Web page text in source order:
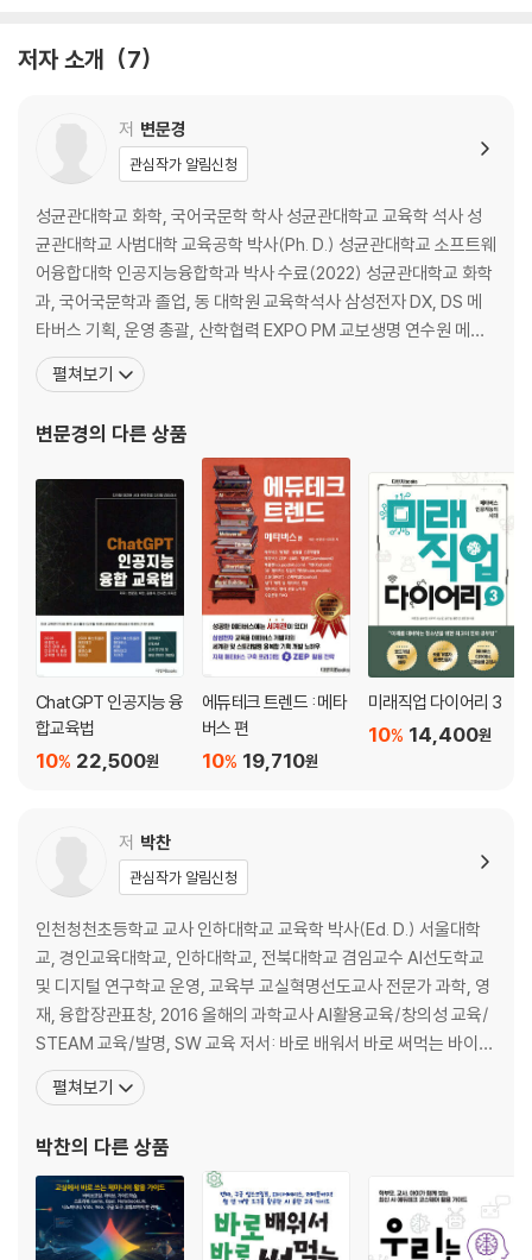
2. Stable Diffusion 스테이블 디퓨전
프롬프트 검색/온라인 갤러리
1. PromptBase 프롬프트 마켓
2. Lexica의 네거티브 프롬프트
3. DeepDanbooru의 프롬프트 생성 서비스
4. Playground AI 이미지 편집
5. Open Art 이미지 생성
6. PromptHero 프롬프트 공유 플랫폼
7. Eye for AI 프롬프트 빌더
8. Promptly.Pro 프롬프트 변경 사이트
Ⅱ. 대화형 인공지능의 시대, 어떤 프롬프트로 무엇을 할까?
인공지능과 인간의 공존
1. 때로는 두려운 인공지능
2. 인공지능에 인공지능을 묻기
3. 인공지능 토의, 토론 주제
챗GPT로 여행 준비하기
1. 인공지능과 여행
2. 챗GPT로 여행 정보 얻기
3. 챗GPT로 여행 계획하기
2. 챗GPT로 영어단어 공부하기
3. 챗GPT로 영어 작문하기
4. 챗GPT로 대화 연습하기
챗GPT와 함께라면 나도 동화 작가
1. 글쓰기 과정
2. 챗GPT로 동화 쓰기
챗GPT로 이미지 크롤링하기
1. 이미지 크롤링 코드 생성
AI로 만드는 동요
1. 일반적인 작곡 방법
2. 챗GPT로 동요 제작하기
저자 소개 7
저 변문경
관심작가 알림신청
성균관대학교 화학, 국어국문학 학사 성균관대학교 교육학 석사 성
균관대학교 사범대학 교육공학 박사(Ph. D.) 성균관대학교 소프트웨
어융합대학 인공지능융합학과 박사 수료(2022) 성균관대학교 화학
과, 국어국문학과 졸업, 동 대학원 교육학석사 삼성전자 DX, DS 메
타버스 기획, 운영 총괄, 산학협력 EXPO PM 교보생명 연수원 메타
버스 구축 총괄, 인천과학대제전 메타버스 기획 AI & 메타버스 콘텐
츠 연구소 소장 / 주식회사 메타유니버스 대표이사 다빈치 Books 출
타버스 세계관 구성 및
펼쳐보기
변문경의 다른 상품
ChatGPT 인공지능 융
합교육법
22,500원
10%
에듀테크 트렌드 : 메타
버스 편
19,710원
10%
미래직업 다이어리 3
14,400원
10%
저 박찬
관심작가 알림신청
인천청천초등학교 교사 인하대학교 교육학 박사(Ed. D.) 서울대학
교, 경인교육대학교, 인하대학교, 전북대학교 겸임교수 AI선도학교
및 디지털 연구학교 운영, 교육부 교실혁명선도교사 전문가 과학, 영
재, 융합장관표창, 2016 올해의 과학교사 AI활용교육/창의성 교육/
STEAM 교육/발명, SW 교육 저서: 바로 배워서 바로 써먹는 바이브
코딩, 우리는 AI와 공부한다. 생성형 인공지능과 함께하는 사회정서
학습, 챗GPT 프롬프트 레볼루션, ChatGPT 인공지능 융합교육법,
는 미래교실, 인공지능for클래스
펼쳐보기
박찬의 다른 상품